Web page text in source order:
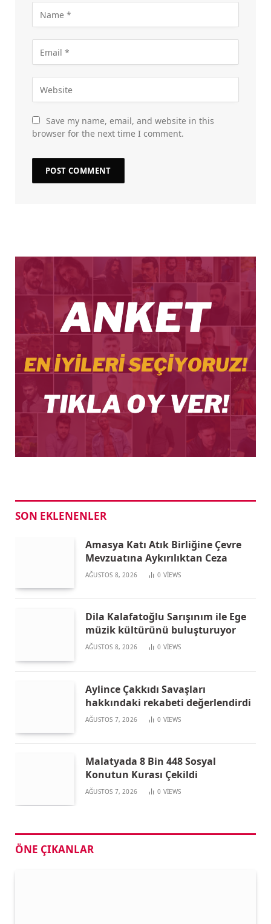
Save my name, email, and website in this
browser for the next time I comment.
SON EKLENENLER
Amasya Katı Atık Birliğine Çevre
Mevzuatına Aykırılıktan Ceza
AĞUSTOS 8, 2026 0 VIEWS
Dila Kalafatoğlu Sarışınım ile Ege
müzik kültürünü buluşturuyor
AĞUSTOS 8, 2026 0 VIEWS
Aylince Çakkıdı Savaşları
hakkındaki rekabeti değerlendirdi
AĞUSTOS 7, 2026 0 VIEWS
Malatyada 8 Bin 448 Sosyal
Konutun Kurası Çekildi
AĞUSTOS 7, 2026 0 VIEWS
ÖNE ÇIKANLAR